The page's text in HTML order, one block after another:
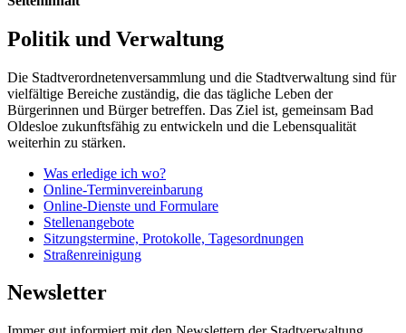
Politik und Verwaltung
Die Stadtverordnetenversammlung und die Stadtverwaltung sind für
vielfältige Bereiche zuständig, die das tägliche Leben der
Bürgerinnen und Bürger betreffen. Das Ziel ist, gemeinsam Bad
Oldesloe zukunftsfähig zu entwickeln und die Lebensqualität
weiterhin zu stärken.
Was erledige ich wo?
Online-Terminvereinbarung
Online-Dienste und Formulare
Stellenangebote
Sitzungstermine, Protokolle, Tagesordnungen
Straßenreinigung
Newsletter